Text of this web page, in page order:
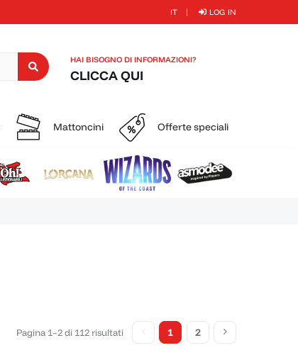
IT LOG IN
HAI BISOGNO DI INFORMAZIONI?
CLICCA QUI
Mattoncini Offerte speciali
Pagina 1–2 di 112 risultati 1 2